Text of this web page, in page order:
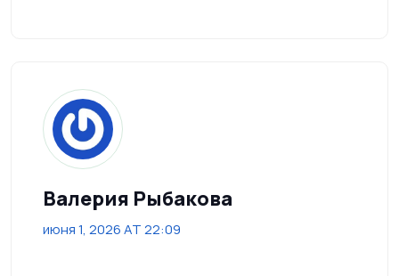
Валерия Рыбакова
июня 1, 2026 AT 22:09